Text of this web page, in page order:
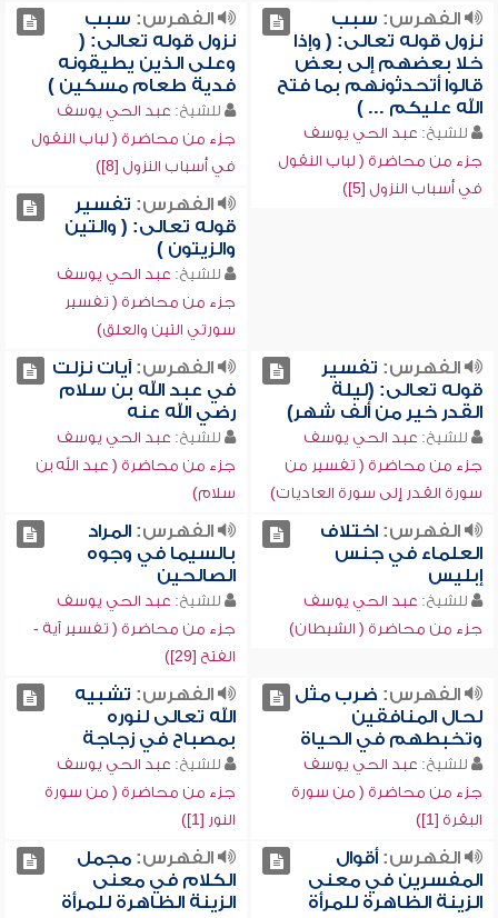
الفهرس: سبب
نزول قوله تعالى: ( وإذا
خلا بعضهم إلى بعض
قالوا أتحدثونهم بما فتح
الله عليكم ... )
للشيخ: عبد الحي يوسف
جزء من محاضرة ( لباب النقول
في أسباب النزول [5])
الفهرس: سبب
نزول قوله تعالى: (
وعلى الذين يطيقونه
فدية طعام مسكين )
للشيخ: عبد الحي يوسف
جزء من محاضرة ( لباب النقول
في أسباب النزول [8])
الفهرس: تفسير
قوله تعالى: ( والتين
والزيتون )
للشيخ: عبد الحي يوسف
جزء من محاضرة ( تفسير
سورتي التين والعلق)
الفهرس: تفسير
قوله تعالى: (ليلة
القدر خير من ألف شهر)
للشيخ: عبد الحي يوسف
جزء من محاضرة ( تفسير من
سورة القدر إلى سورة العاديات)
الفهرس:آيات نزلت
في عبد الله بن سلام
رضي الله عنه
للشيخ: عبد الحي يوسف
جزء من محاضرة ( عبد الله بن
سلام)
الفهرس:اختلاف
العلماء في جنس
إبليس
للشيخ: عبد الحي يوسف
جزء من محاضرة ( الشيطان)
الفهرس:المراد
بالسيما في وجوه
الصالحين
للشيخ: عبد الحي يوسف
جزء من محاضرة ( تفسير آية -
الفتح [29])
الفهرس: ضرب مثل
لحال المنافقين
وتخبطهم في الحياة
للشيخ: عبد الحي يوسف
جزء من محاضرة ( من سورة
البقرة [1])
الفهرس: تشبيه
الله تعالى لنوره
بمصباح في زجاجة
للشيخ: عبد الحي يوسف
جزء من محاضرة ( من سورة
النور [1])
الفهرس:أقوال
المفسرين في معنى
الزينة الظاهرة للمرأة
الفهرس:مجمل
الكلام في معنى
الزينة الظاهرة للمرأة